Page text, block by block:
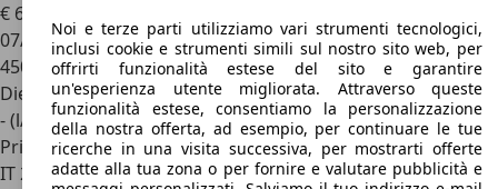
€ 6.500
07/1994
450.000 km
Diesel
- (l/100 km)
Privato
IT 20146Milano
Noi e terze parti utilizziamo vari strumenti tecnologici,
inclusi cookie e strumenti simili sul nostro sito web, per
offrirti funzionalità estese del sito e garantire
un'esperienza utente migliorata. Attraverso queste
funzionalità estese, consentiamo la personalizzazione
della nostra offerta, ad esempio, per continuare le tue
ricerche in una visita successiva, per mostrarti offerte
adatte alla tua zona o per fornire e valutare pubblicità e